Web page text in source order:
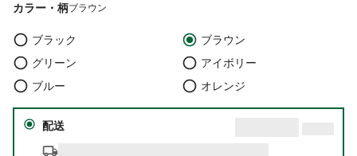
カラー・柄ブラウン
ブラック
ブラウン
グリーン
アイボリー
ブルー
オレンジ
配送